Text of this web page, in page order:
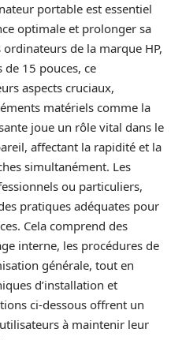
portable est essentiel
optimale et prolonger sa
de la marque HP,
15 pouces, ce
aspects cruciaux,
matériels comme la
joue un rôle vital dans le
affectant la rapidité et la
simultanément. Les
ou particuliers,
pratiques adéquates pour
Cela comprend des
interne, les procédures de
générale, tout en
d’installation et
ci-dessous offrent un
à maintenir leur